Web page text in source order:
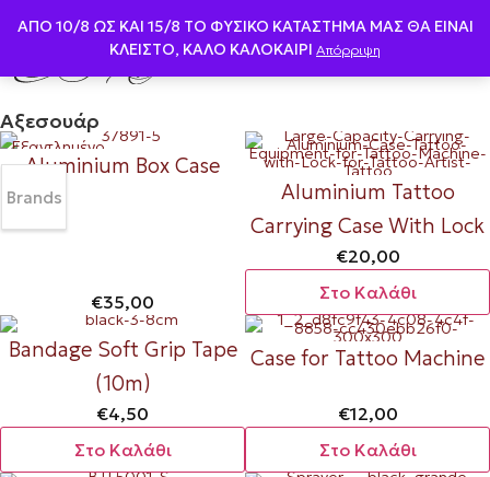
ΑΠΟ 10/8 ΩΣ KAI 15/8 ΤΟ ΦΥΣΙΚΟ ΚΑΤΑΣΤΗΜΑ ΜΑΣ ΘΑ ΕΙΝΑΙ
ΚΛΕΙΣΤΟ, ΚΑΛΟ ΚΑΛΟΚΑΙΡΙ Απόρριψη
Αξεσουάρ
Εξαντλημένο
Aluminium Box Case
€35,00
Aluminium Tattoo
Carrying Case With Lock
€20,00
Στο Καλάθι
Bandage Soft Grip Tape
(10m)
€4,50
Στο Καλάθι
Case for Tattoo Machine
€12,00
Στο Καλάθι
Brands